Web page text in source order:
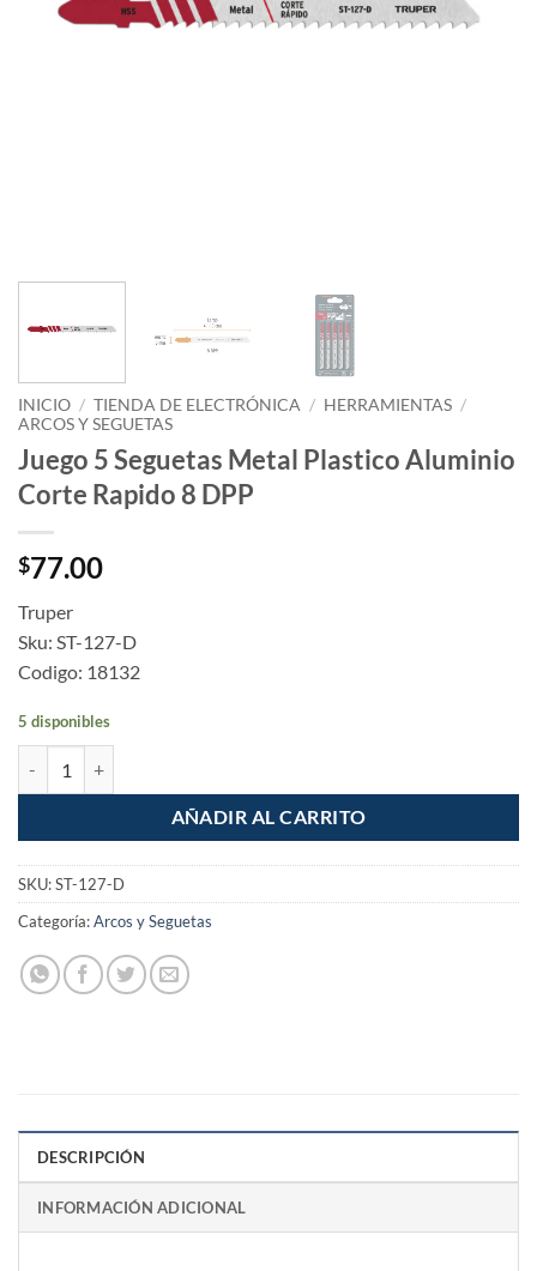
INICIO / TIENDA DE ELECTRÓNICA / HERRAMIENTAS /
ARCOS Y SEGUETAS
Juego 5 Seguetas Metal Plastico Aluminio
Corte Rapido 8 DPP
$77.00
Truper
Sku: ST-127-D
Codigo: 18132
5 disponibles
AÑADIR AL CARRITO
SKU:ST-127-D
Categoría:Arcos y Seguetas
DESCRIPCIÓN
INFORMACIÓN ADICIONAL